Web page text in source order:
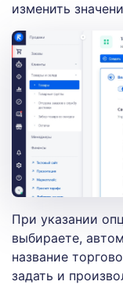
изменить
При указании
выбираете,
название
задать и